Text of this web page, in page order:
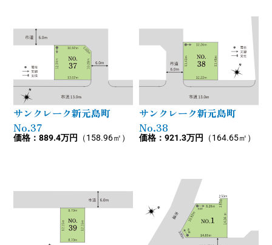
サンクレーク新元島町
No.37
価格：889.4万円 （158.96㎡）
サンクレーク新元島町
No.38
価格：921.3万円 （164.65㎡）